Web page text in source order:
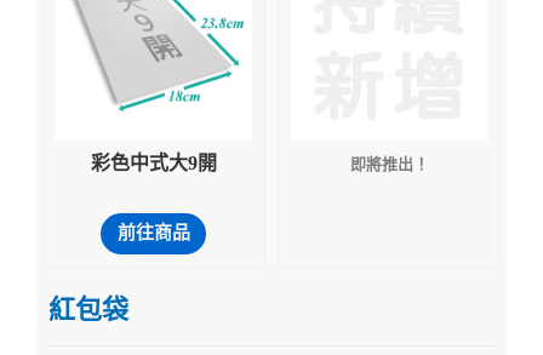
彩色中式大9開
前往商品
即將推出！
紅包袋